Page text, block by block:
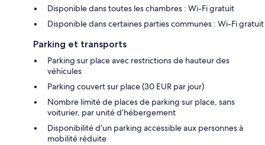
Disponible dans toutes les chambres : Wi-Fi gratuit
Disponible dans certaines parties communes : Wi-Fi gratuit
Parking et transports
Parking sur place avec restrictions de hauteur des
véhicules
Parking couvert sur place (30 EUR par jour)
Nombre limité de places de parking sur place, sans
voiturier, par unité d’hébergement
Disponibilité d’un parking accessible aux personnes à
mobilité réduite